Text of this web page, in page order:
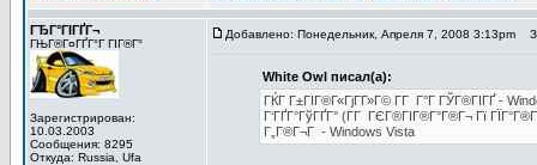
ГЂГ°ГІГҐГ¬
ГЊГ®Г¤ГҐГ°Г ГІГ®Г°
Зарегистрирован:
10.03.2003
Сообщения: 8295
Откуда: Russia, Ufa
Добавлено: Понедельник, Апреля 7, 2008 3:13pm
White Owl писал(а):
ГЌГ Г±ГІГ®Г«ГјГ­Г»Г© Г­Г Г°Г ГЎГ®ГІГҐ -
Г‘ГҐГ°ГўГҐГ° (Г­Г ГЄГ®ГІГ®Г°Г®Г¬ Гї
Г„Г®Г¬Г - Windows Vista